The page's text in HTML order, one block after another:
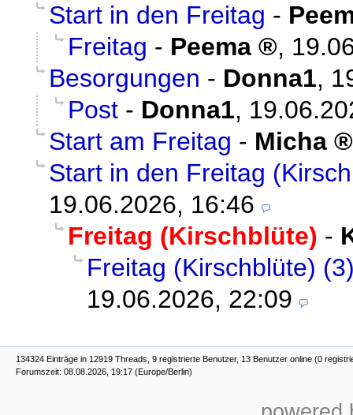
Start in den Freitag -
Freitag - Peema ,
Besorgungen - Donna1,
Post - Donna1,
Start am Freitag - Micha
Start in den Freitag
19.06.2026, 16:46
Freitag (Kirschblüte) -
Freitag (Kirschblüte)
19.06.2026, 22:09
134324 Einträge in 12919 Threads, 9 registrierte Benutzer, 13 Benutzer online (0
Forumszeit: 08.08.2026, 19:17 (Europe/Berlin)